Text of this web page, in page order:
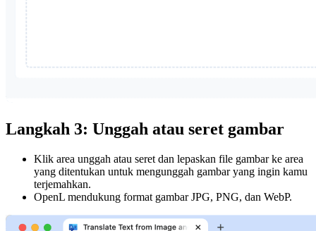
Langkah 3: Unggah atau seret gambar
Klik area unggah atau seret dan lepaskan file gambar ke area
yang ditentukan untuk mengunggah gambar yang ingin kamu
terjemahkan.
OpenL mendukung format gambar JPG, PNG, dan WebP.